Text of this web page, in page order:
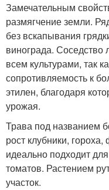
Замечательным
размягчение земли.
без вскапывания
винограда. Соседство
всем культурами, так
сопротивляемость к
этилен, благодаря
урожая.
Трава под названием
рост клубники,
идеально подходит
томатов. Растением
участок.